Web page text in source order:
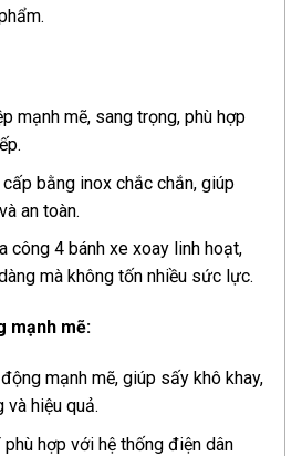
mạnh mẽ, sang trọng, phù hợp
bằng inox chắc chắn, giúp
an toàn.
công 4 bánh xe xoay linh hoạt,
mà không tốn nhiều sức lực.
mạnh mẽ:
mạnh mẽ, giúp sấy khô khay,
và hiệu quả.
hợp với hệ thống điện dân